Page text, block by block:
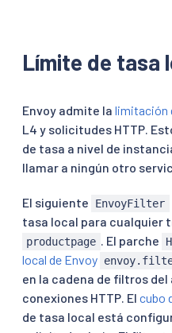
-
Límite de tasa
Envoy admite la limitación
L4 y solicitudes HTTP.
de tasa a nivel de
llamar a ningún otro
El siguiente EnvoyFilter
tasa local para cualquier
productpage . El parche
local de Envoy
en la cadena de filtros
conexiones HTTP. El cubo
de tasa local está